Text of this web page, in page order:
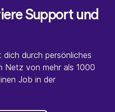
Support und
durch persönliches
Netz von mehr als 1000
Job in der